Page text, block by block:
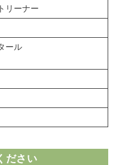
リーナー
ール
ださい